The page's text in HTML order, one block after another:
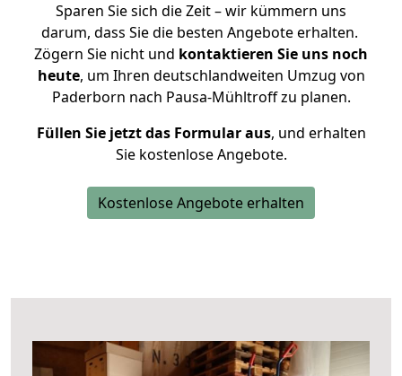
Sparen Sie sich die Zeit – wir kümmern uns
darum, dass Sie die besten Angebote erhalten.
Zögern Sie nicht und kontaktieren Sie uns noch
heute, um Ihren deutschlandweiten Umzug von
Paderborn nach Pausa-Mühltroff zu planen.
Füllen Sie jetzt das Formular aus, und erhalten
Sie kostenlose Angebote.
Kostenlose Angebote erhalten